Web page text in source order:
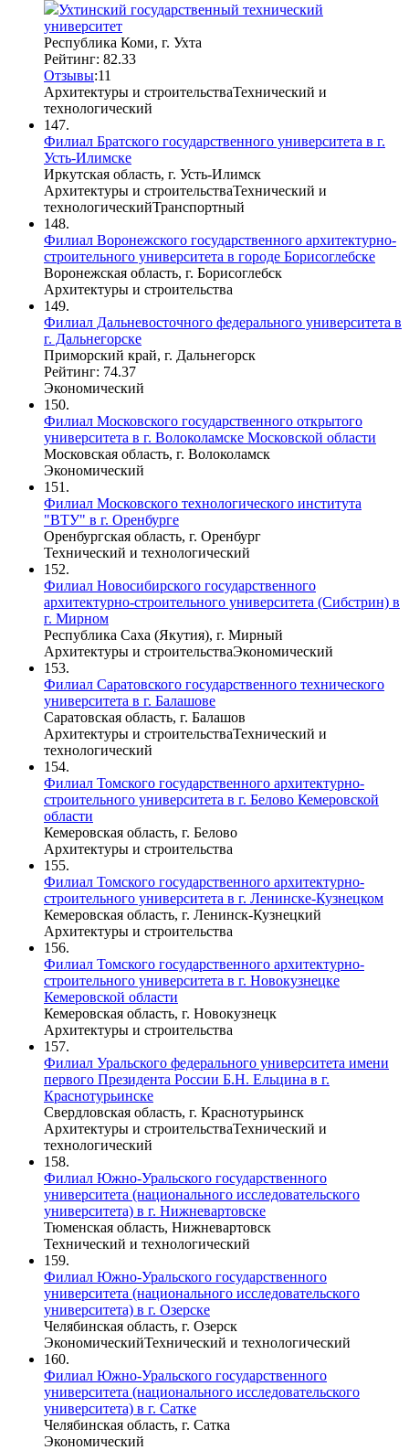
Ухтинский государственный технический
университет
Республика Коми, г. Ухта
Рейтинг: 82.33
Отзывы:11
Архитектуры и строительстваТехнический и
технологический
147.
Филиал Братского государственного университета в г.
Усть-Илимске
Иркутская область, г. Усть-Илимск
Архитектуры и строительстваТехнический и
технологическийТранспортный
148.
Филиал Воронежского государственного архитектурно-
строительного университета в городе Борисоглебске
Воронежская область, г. Борисоглебск
Архитектуры и строительства
149.
Филиал Дальневосточного федерального университета в
г. Дальнегорске
Приморский край, г. Дальнегорск
Рейтинг: 74.37
Экономический
150.
Филиал Московского государственного открытого
университета в г. Волоколамске Московской области
Московская область, г. Волоколамск
Экономический
151.
Филиал Московского технологического института
"ВТУ" в г. Оренбурге
Оренбургская область, г. Оренбург
Технический и технологический
152.
Филиал Новосибирского государственного
архитектурно-строительного университета (Сибстрин) в
г. Мирном
Республика Саха (Якутия), г. Мирный
Архитектуры и строительстваЭкономический
153.
Филиал Саратовского государственного технического
университета в г. Балашове
Саратовская область, г. Балашов
Архитектуры и строительстваТехнический и
технологический
154.
Филиал Томского государственного архитектурно-
строительного университета в г. Белово Кемеровской
области
Кемеровская область, г. Белово
Архитектуры и строительства
155.
Филиал Томского государственного архитектурно-
строительного университета в г. Ленинске-Кузнецком
Кемеровская область, г. Ленинск-Кузнецкий
Архитектуры и строительства
156.
Филиал Томского государственного архитектурно-
строительного университета в г. Новокузнецке
Кемеровской области
Кемеровская область, г. Новокузнецк
Архитектуры и строительства
157.
Филиал Уральского федерального университета имени
первого Президента России Б.Н. Ельцина в г.
Краснотурьинске
Свердловская область, г. Краснотурьинск
Архитектуры и строительстваТехнический и
технологический
158.
Филиал Южно-Уральского государственного
университета (национального исследовательского
университета) в г. Нижневартовске
Тюменская область, Нижневартовск
Технический и технологический
159.
Филиал Южно-Уральского государственного
университета (национального исследовательского
университета) в г. Озерске
Челябинская область, г. Озерск
ЭкономическийТехнический и технологический
160.
Филиал Южно-Уральского государственного
университета (национального исследовательского
университета) в г. Сатке
Челябинская область, г. Сатка
Экономический